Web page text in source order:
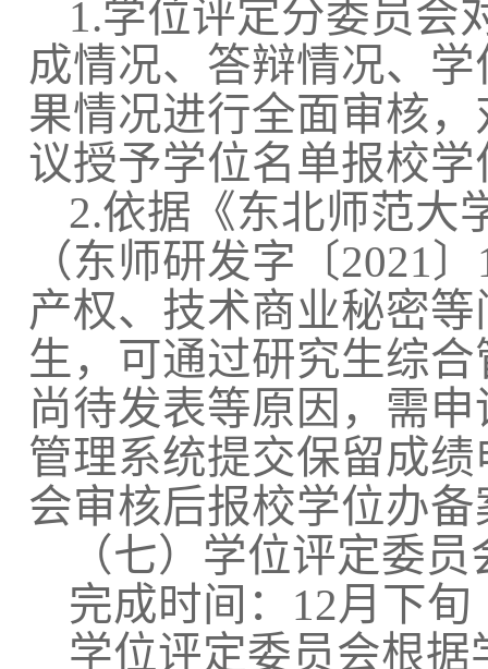
1.学位评定分委员会
成情况、答辩情况、
果情况进行全面审核
议授予学位名单报校学
2.依据《东北师范大
（东师研发字〔2021
产权、技术商业秘密
生，可通过研究生综
尚待发表等原因，需
管理系统提交保留成
会审核后报校学位办备
（七）学位评定委
完成时间：12月下旬
学位评定委员会根